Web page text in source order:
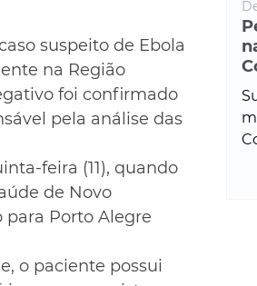
suspeito de Ebola
na Região
foi confirmado
pela análise das
feira (11), quando
de Novo
Porto Alegre
o paciente possui